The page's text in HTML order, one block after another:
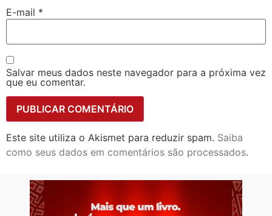
E-mail *
Salvar meus dados neste navegador para a próxima vez
que eu comentar.
Este site utiliza o Akismet para reduzir spam. Saiba
como seus dados em comentários são processados.